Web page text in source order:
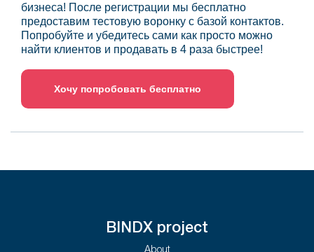
бизнеса! После регистрации мы бесплатно
предоставим тестовую воронку с базой контактов.
Попробуйте и убедитесь сами как просто можно
найти клиентов и продавать в 4 раза быстрее!
Хочу попробовать бесплатно
BINDX project
About